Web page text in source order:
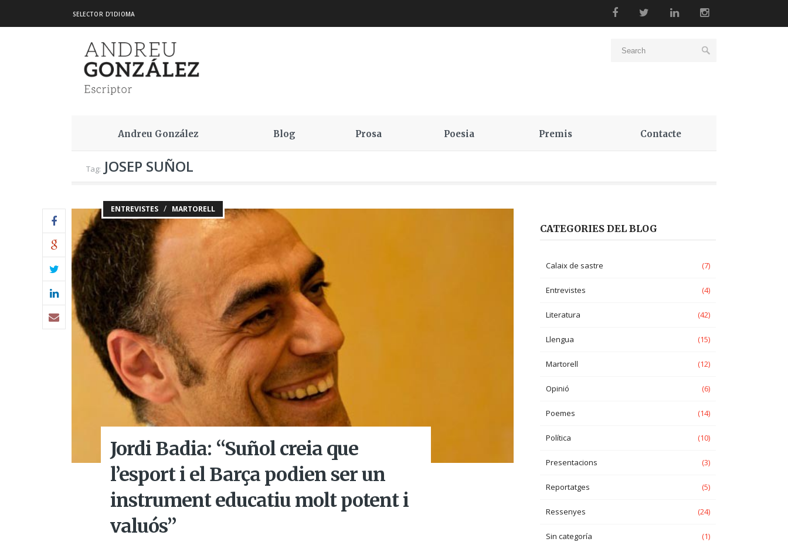
SELECTOR D’IDIOMA
Andreu González Blog Prosa Poesia Premis Contacte
Tag: JOSEP SUÑOL
ENTREVISTES / MARTORELL
Jordi Badia: “Suñol creia que
l’esport i el Barça podien ser un
instrument educatiu molt potent i
valuós”
CATEGORIES DEL BLOG
Calaix de sastre (7)
Entrevistes (4)
Literatura (42)
Llengua (15)
Martorell (12)
Opinió (6)
Poemes (14)
Política (10)
Presentacions (3)
Reportatges (5)
Ressenyes (24)
Sin categoría (1)